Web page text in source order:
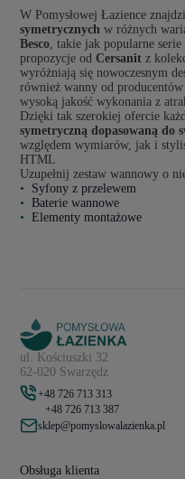
W Pomysłowej Łazience
symetrycznych w różnych
Besco, takie jak popularne serie
propozycje odCersanit z
wyróżniają się nowoczesnym
również wanny od
wysoką jakość wykonania z
Dzięki tak szerokiej ofercie
symetryczną dopasowaną do
względem wymiarów, jak i
HTML
Uzupełnij zestaw wannowy o
Syfony z przelewem
Baterie wannowe
Elementy montażowe
ul. Kościuszki 32
62-020 Swarzędz
+48 726 713 313
+48 726 713 387
sklep@pomyslowalazienka.pl
Obsługa klienta